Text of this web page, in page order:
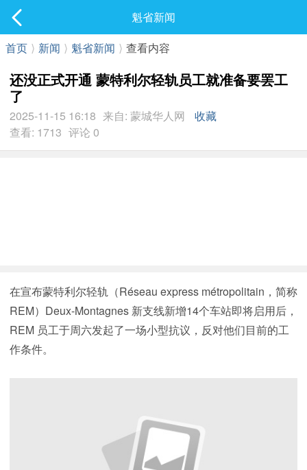
最新发表
魁省新闻
首页 ⟩ 新闻 ⟩ 魁省新闻 ⟩ 查看内容
还没正式开通 蒙特利尔轻轨员工就准备要罢工
了
2025-11-15 16:18 来自: 蒙城华人网
收藏
查看: 1713 评论 0
在宣布蒙特利尔轻轨（Réseau express métropolitain，简称
REM）Deux-Montagnes 新支线新增14个车站即将启用后，
REM 员工于周六发起了一场小型抗议，反对他们目前的工
作条件。